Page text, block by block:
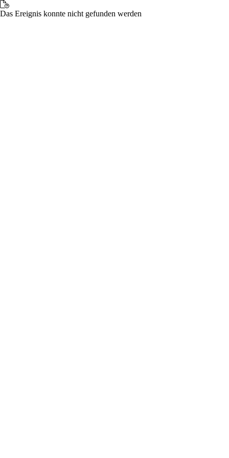
Das Ereignis konnte nicht gefunden werden